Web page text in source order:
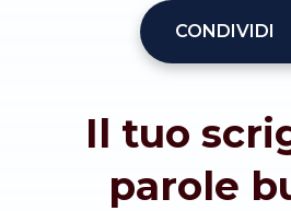
CONDIVIDI
Il tuo
parole